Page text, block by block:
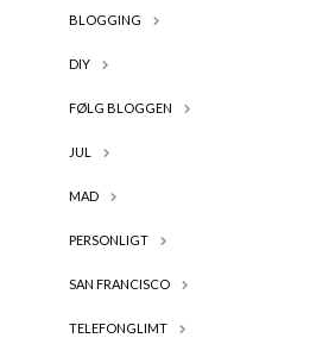
BLOGGING
DIY
FØLG BLOGGEN
JUL
MAD
PERSONLIGT
SAN FRANCISCO
TELEFONGLIMT